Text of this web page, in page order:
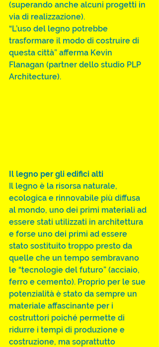
(superando anche alcuni progetti in
via di realizzazione).
“L’uso del legno potrebbe
trasformare il modo di costruire di
questa città” afferma Kevin
Flanagan (partner dello studio PLP
Architecture).
Il legno per gli edifici alti
Il legno è la risorsa naturale,
ecologica e rinnovabile più diffusa
al mondo, uno dei primi materiali ad
essere stati utilizzati in architettura
e forse uno dei primi ad essere
stato sostituito troppo presto da
quelle che un tempo sembravano
le “tecnologie del futuro” (acciaio,
ferro e cemento). Proprio per le sue
potenzialità è stato da sempre un
materiale affascinante per i
costruttori poiché permette di
ridurre i tempi di produzione e
costruzione, ma soprattutto